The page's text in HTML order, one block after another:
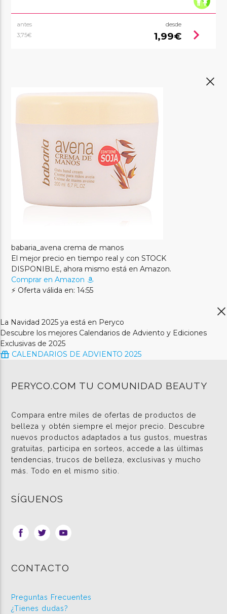
antes
3,75€
desde
1,99€ chevron_right
babaria_avena crema de manos
El mejor precio en tiempo real y con STOCK
DISPONIBLE, ahora mismo está en Amazon.
Comprar en Amazon
⚡ Oferta válida en: 14:55
La Navidad 2025 ya está en Peryco
Descubre los mejores Calendarios de Adviento y Ediciones
Exclusivas de 2025
CALENDARIOS DE ADVIENTO 2025
PERYCO.COM TU COMUNIDAD BEAUTY
Compara entre miles de ofertas de productos de
belleza y obtén siempre el mejor precio. Descubre
nuevos productos adaptados a tus gustos, muestras
gratuitas, participa en sorteos, accede a las últimas
tendencias, trucos de belleza, exclusivas y mucho
más. Todo en el mismo sitio.
SÍGUENOS
CONTACTO
Preguntas Frecuentes
¿Tienes dudas?